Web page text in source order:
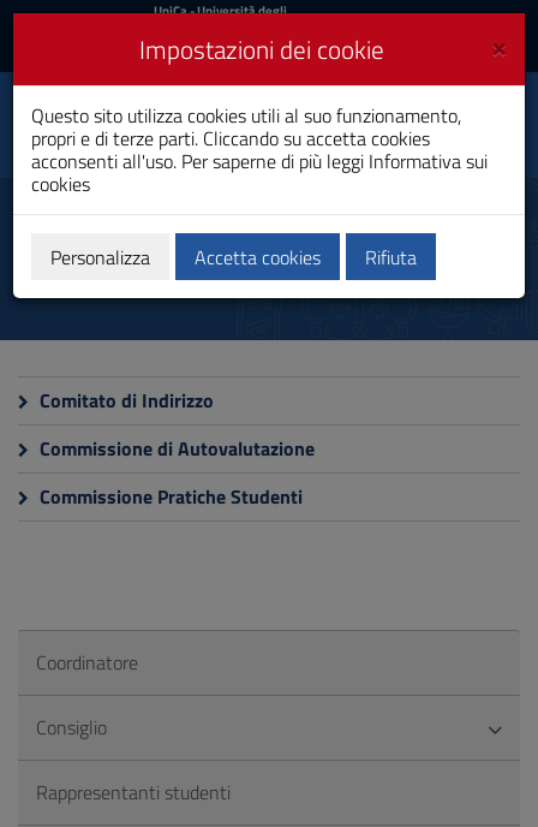
Vai
al
navigazione
sito
al
Footer
UniCa
Accedi
UniCa- Università degli
Accedi UniCA News
Toggle
navigation
Ingegneria Energetica
Laurea Magistrale
Commissioni
Comitato di Indirizzo
Commissione di Autovalutazione
Commissione Pratiche Studenti
Coordinatore
Consiglio
Rappresentanti studenti
×
Impostazioni dei cookie
Questo sito utilizza cookies utili al suo funzionamento,
propri e di terze parti. Cliccando su accetta cookies
acconsenti all'uso. Per saperne di più leggi Informativa sui
cookies
Personalizza Accetta cookies Rifiuta